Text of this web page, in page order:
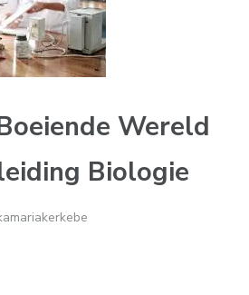
Wereld
Biologie